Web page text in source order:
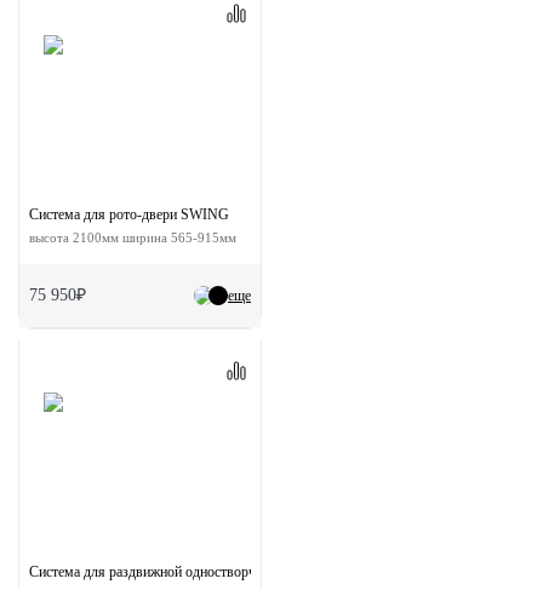
еще
Система для рото-двери SWING
высота 2100мм ширина 565-915мм
75 950₽
Система для раздвижной одностворчатой двери ESTHETIC с доводчиками